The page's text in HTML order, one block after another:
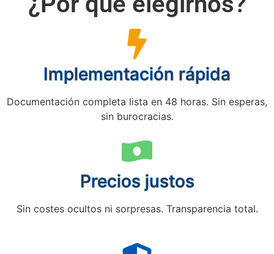
Implementación rápida
Documentación completa lista en 48 horas. Sin esperas,
sin burocracias.
Precios justos
Sin costes ocultos ni sorpresas. Transparencia total.